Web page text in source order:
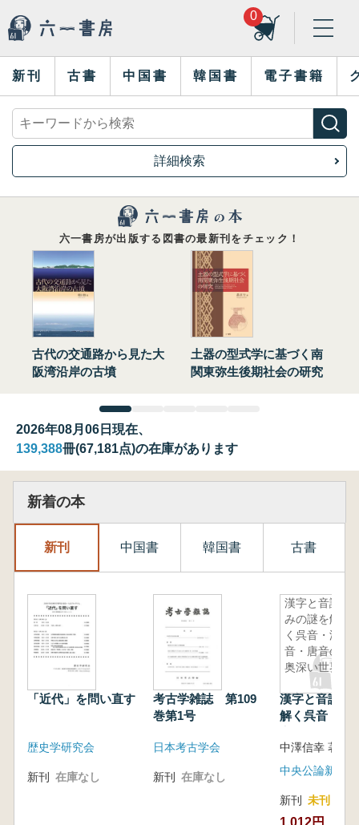
0
新刊 古書 中国書 韓国書 電子書籍
詳細検索
六一書房が出版する図書の最新刊をチェック！
古代の交通路から見た大
阪湾沿岸の古墳
土器の型式学に基づく南
関東弥生後期社会の研究
2026年08月06日現在、
139,388冊(67,181点)の在庫があります
新着の本
新刊 中国書 韓国書 古書
「近代」を問い直す
歴史学研究会
新刊 在庫なし
考古学雑誌 第109
巻第1号
日本考古学会
新刊 在庫なし
漢字と音読
みの謎を解
く呉音・漢
音・唐音の
奥深い世界
漢字と音読み
解く呉音・漢
中澤信幸 著
中央公論新社
新刊 未刊
1,012円